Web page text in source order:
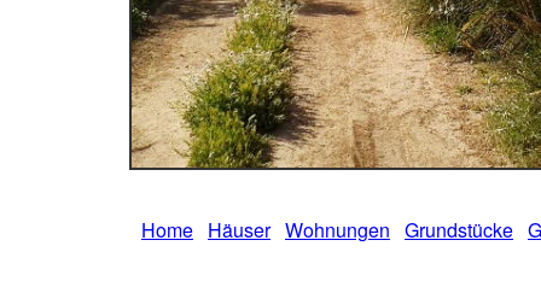
Home Häuser Wohnungen Grundstücke